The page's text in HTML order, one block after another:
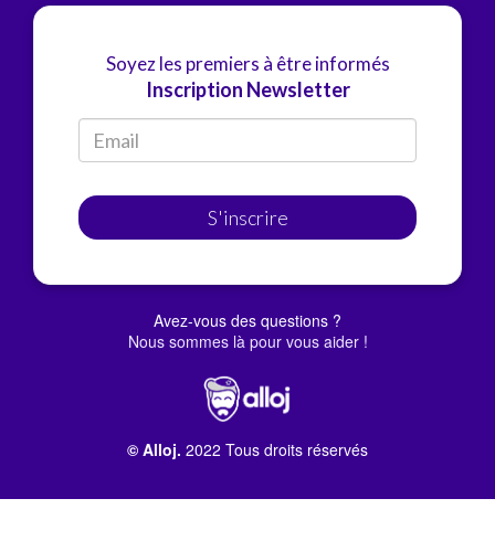
Soyez les premiers à être informés
Inscription Newsletter
S'inscrire
Avez-vous des questions ?
Nous sommes là pour vous aider !
© Alloj. 2022 Tous droits réservés